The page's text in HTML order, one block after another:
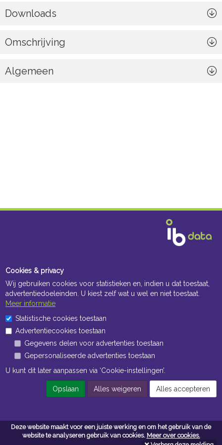
Deze website maakt voor een juiste werking en om het gebruik van de
website te analyseren gebruik van cookies. Meer over cookies.
Downloads
Omschrijving
Algemeen
Openingstijden Kantoor
ma t/m vr 8:30 uur tot 17:00 uur
Openingstijden Magazijn
ma t/m vr 7:00 uur tot 16:30 uur
Algemene voorwaarden
Cookies & privacy
Wij gebruiken cookies voor statistieken en, indien u dat toestaat,
advertentiedoeleinden. U kiest zelf wat u wel en niet toestaat.
Meer informatie
Statistische cookies toestaan
Advertentiecookies toestaan
Gegevens delen voor advertenties toestaan
Gepersonaliseerde advertenties toestaan
U kunt dit later aanpassen via ‘Cookie-instellingen’.
Opslaan Alles weigeren Alles accepteren